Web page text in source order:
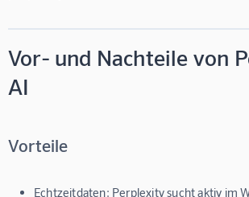
Vor- und Nachteile von
AI
Vorteile
Echtzeitdaten: Perplexity sucht aktiv im